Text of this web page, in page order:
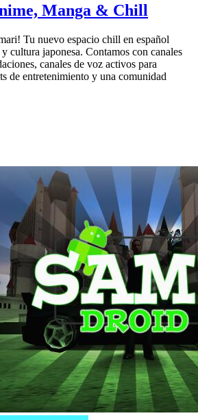
Manga & Chill
Tu nuevo espacio chill en español
cultura japonesa. Contamos con canales
canales de voz activos para
de entretenimiento y una comunidad